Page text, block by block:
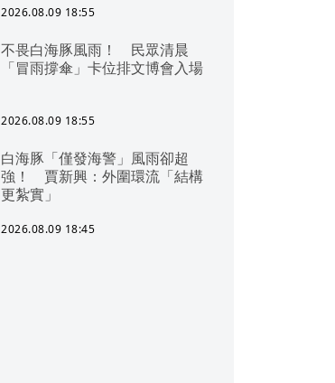
2026.08.09 18:55
不畏白海豚風雨！ 民眾清晨
「冒雨撐傘」卡位排文博會入場
2026.08.09 18:55
白海豚「僅發海警」風雨卻超
強！ 賈新興：外圍環流「結構
更紮實」
2026.08.09 18:45